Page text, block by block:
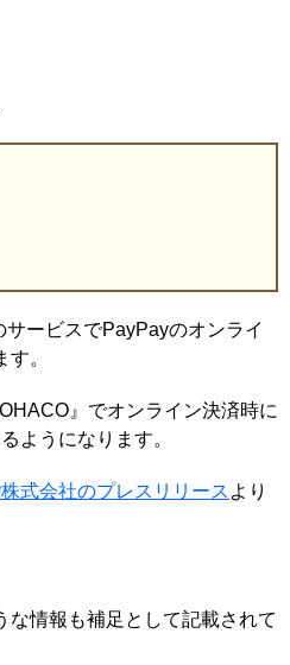
ービスでPayPayのオンライ
。
』でオンライン決済時に
ようになります。
式会社のプレスリリース より
な情報も補足として記載されて